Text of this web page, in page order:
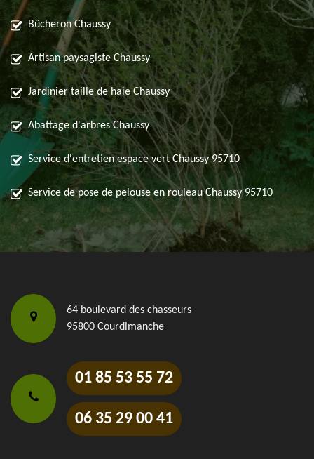
Bûcheron Chaussy
Artisan paysagiste Chaussy
Jardinier taille de haie Chaussy
Abattage d'arbres Chaussy
Service d'entretien espace vert Chaussy 95710
Service de pose de pelouse en rouleau Chaussy 95710
64 boulevard des chasseurs
95800 Courdimanche
01 85 53 55 72
06 35 29 00 41